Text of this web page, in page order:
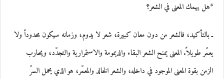
*هل يهمك المعنى في الشعر؟
ـ بالتأكيد، فالشعر من دون معان كبيرة، شعر لا يدوم، وزمانه سيكون محدوداً ولا
يعمّر طويلاً. المعنى يمنح الشعر البقاء والديمومة والاستمرارية والتجدّد، ويحارب
الزمن بقوة المعنى الموجود في داخله، والشعر الخالد والمعمّر، هو الذي يحمل السرّ